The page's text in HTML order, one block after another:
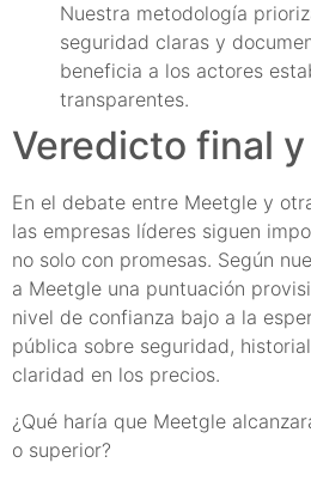
Nuestra metodología
seguridad claras y
beneficia a los actores
transparentes.
Veredicto final
En el debate entre Meetgle y
las empresas líderes siguen
no solo con promesas. Según
a Meetgle una puntuación
nivel de confianza bajo a la
pública sobre seguridad,
claridad en los precios.
¿Qué haría que Meetgle
o superior?